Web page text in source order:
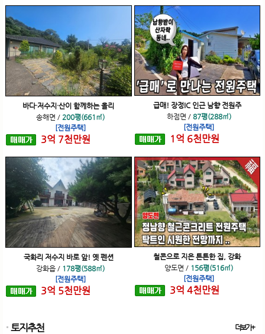
바다·저수지·산이 함께하는 올리
송해면 / 200평(661㎡)
[전원주택]
3억 7천만원
급매! 장정IC 인근 남향 전원주
하점면 / 87평(288㎡)
[전원주택]
1 억 6천만원
국화리 저수지 바로 앞! 옛 펜션
강화읍/ 178평(588㎡)
[전원주택]
3억 5천만원
철콘으로 지은 튼튼한 집, 강화
양도면 / 156평(516㎡)
[전원주택]
3억 4천만원
토지추천 더보기+